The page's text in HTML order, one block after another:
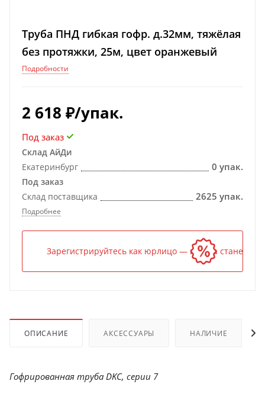
Труба ПНД гибкая гофр. д.32мм, тяжёлая
без протяжки, 25м, цвет оранжевый
Подробности
2 618 ₽/упак.
Под заказ
Склад АйДи
Екатеринбург
0 упак.
Под заказ
Склад поставщика
2625 упак.
Подробнее
Зарегистрируйтесь как юрлицо — и цена станет
ОПИСАНИЕ АКСЕССУАРЫ НАЛИЧИЕ
Гофрированная труба DKC, серии 7